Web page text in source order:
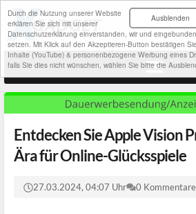
Ausblenden
Durch die Nutzung unserer Website
erklären Sie sich mit unserer
Datenschutzerklärung einverstanden, wir und
setzen. Mit Klick auf den Akzeptieren-Button bestätigen
Inhalte (YouTube) & personenbezogene Werbung eines
falls Sie dies nicht wünschen, wählen Sie bitte die
Entdecken Sie Apple Vision
Ära für Online-Glücksspiele
27.03.2024, 04:07 Uhr 0 Kommentare